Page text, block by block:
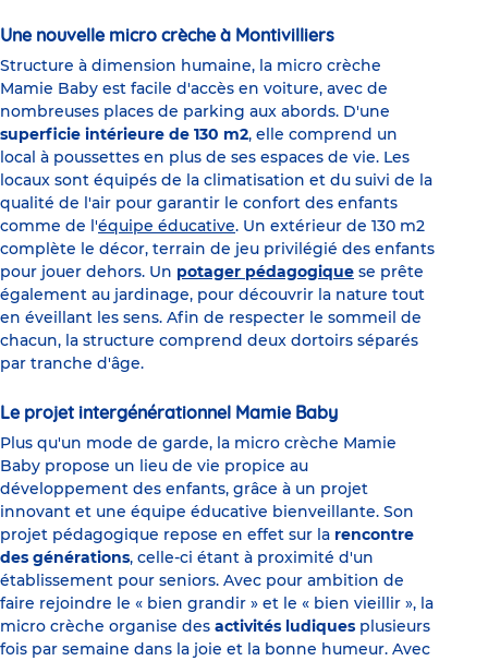
Une nouvelle micro crèche à Montivilliers
Structure à dimension humaine, la micro crèche
Mamie Baby est facile d'accès en voiture, avec de
nombreuses places de parking aux abords. D'une
superficie intérieure de 130 m2, elle comprend un
local à poussettes en plus de ses espaces de vie. Les
locaux sont équipés de la climatisation et du suivi de la
qualité de l'air pour garantir le confort des enfants
comme de l'équipe éducative. Un extérieur de 130 m2
complète le décor, terrain de jeu privilégié des enfants
pour jouer dehors. Un potager pédagogique se prête
également au jardinage, pour découvrir la nature tout
en éveillant les sens. Afin de respecter le sommeil de
chacun, la structure comprend deux dortoirs séparés
par tranche d'âge.
Le projet intergénérationnel Mamie Baby
Plus qu'un mode de garde, la micro crèche Mamie
Baby propose un lieu de vie propice au
développement des enfants, grâce à un projet
innovant et une équipe éducative bienveillante. Son
projet pédagogique repose en effet sur la rencontre
des générations, celle-ci étant à proximité d'un
établissement pour seniors. Avec pour ambition de
faire rejoindre le « bien grandir » et le « bien vieillir », la
micro crèche organise des activités ludiques plusieurs
fois par semaine dans la joie et la bonne humeur. Avec